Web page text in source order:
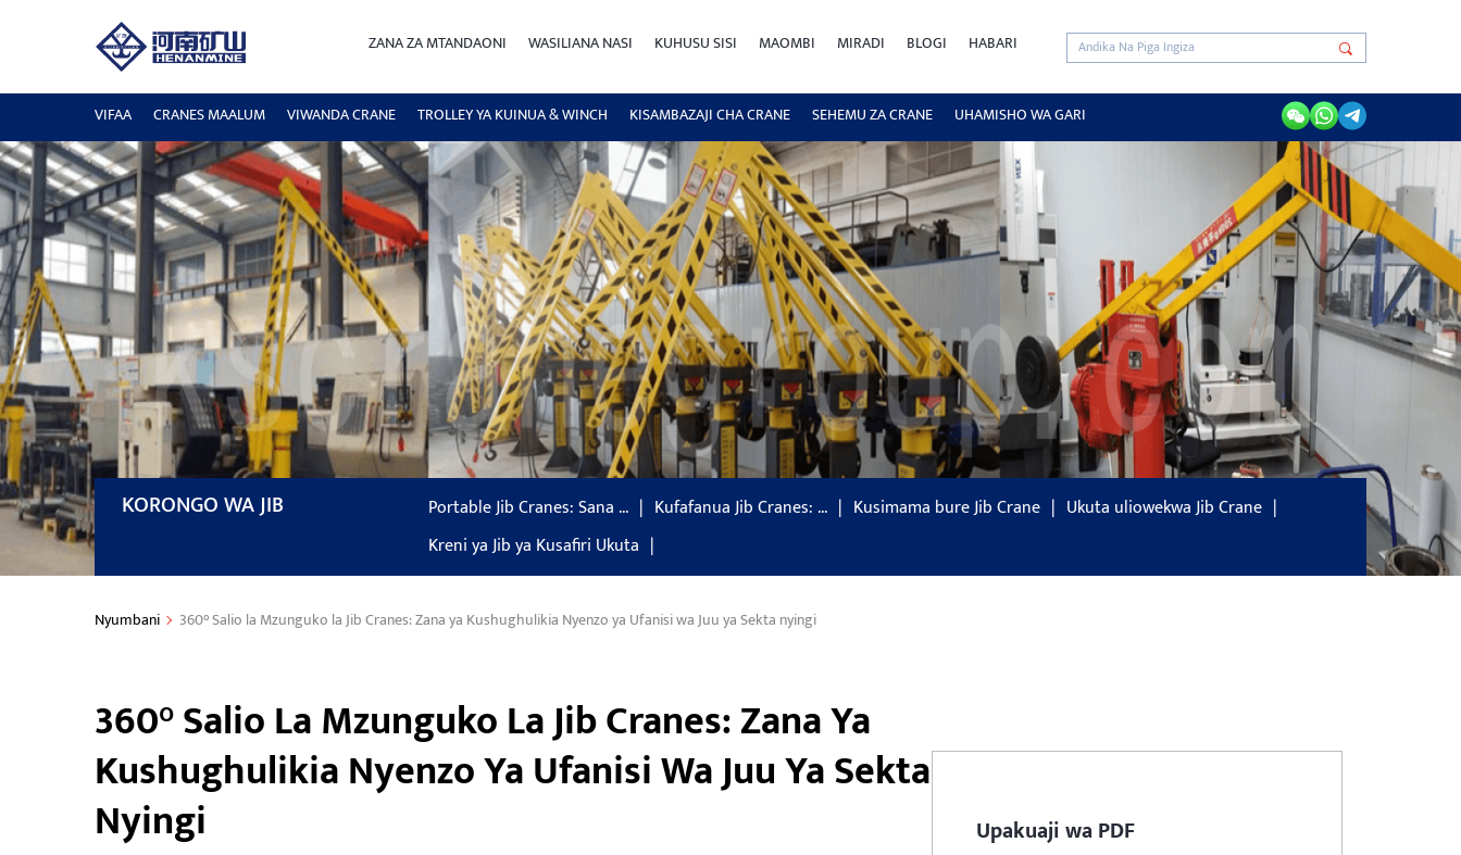
ZANA ZA MTANDAONI WASILIANA NASI KUHUSU SISI MAOMBI MIRADI BLOGI HABARI
VIFAA CRANES MAALUM VIWANDA CRANE TROLLEY YA KUINUA & WINCH KISAMBAZAJI CHA CRANE SEHEMU ZA CRANE UHAMISHO WA GARI
KORONGO WA JIB Portable Jib Cranes: Sana ... Kufafanua Jib Cranes: ... Kusimama bure Jib Crane
Ukuta uliowekwa Jib Crane
Kreni ya Jib ya Kusafiri Ukuta
Nyumbani 360° Salio la Mzunguko la Jib Cranes: Zana ya Kushughulikia Nyenzo ya Ufanisi wa Juu ya Sekta nyingi
360° Salio La Mzunguko La Jib Cranes: Zana Ya
Kushughulikia Nyenzo Ya Ufanisi Wa Juu Ya Sekta
Nyingi Upakuaji wa PDF